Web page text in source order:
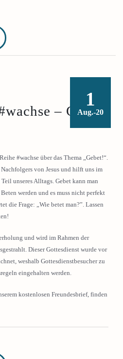
1
Aug.-20
– Gebet!
#wachse über das Thema „Gebet!“.
von Jesus und hilft uns im
unseres Alltags. Gebet kann man
werden und es muss nicht perfekt
die Frage: „Wie betet man?”. Lassen
und wird im Rahmen der
Dieser Gottesdienst wurde vor
weshalb Gottesdienstbesucher zu
eingehalten werden.
kostenlosen Freundesbrief, finden